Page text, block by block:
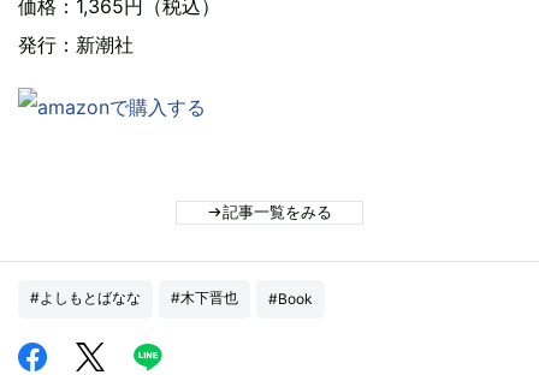
価格：1,365円（税込）
発行：新潮社
記事一覧をみる
#よしもとばなな #木下晋也 #Book